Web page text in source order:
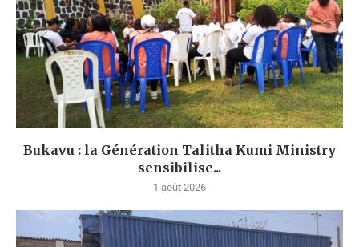
Bukavu : la Génération Talitha Kumi Ministry
sensibilise...
1 août 2026